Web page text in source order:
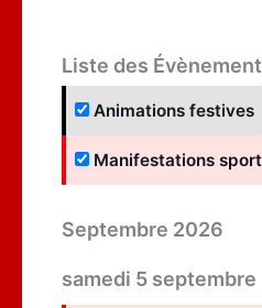
Liste des
Animations festives
Manifestations
Septembre 2026
samedi 5 septembre